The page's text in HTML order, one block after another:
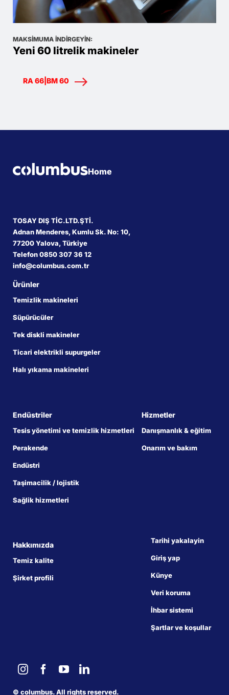
MAKSIMUMA INDIRGEYIN:
Yeni 60 litrelik makineler
RA 66|BM 60
Home
TOSAY DIŞ TİC.LTD.ŞTİ.
Adnan Menderes, Kumlu Sk. No: 10,
77200 Yalova, Türkiye
Telefon 0850 307 36 12
info@columbus.com.tr
Ürünler
Temizlik makineleri
Süpürücüler
Tek diskli makineler
Ticari elektrikli supurgeler
Halı yıkama makineleri
Endüstriler
Tesis yönetimi ve temizlik hizmetleri
Perakende
Endüstri
Taşimacilik / lojistik
Sağlik hizmetleri
Hizmetler
Danışmanlık & eğitim
Onarım ve bakım
Hakkımızda
Temiz kalite
Şirket profili
Tarihi yakalayin
Giriş yap
Künye
Veri koruma
İhbar sistemi
Şartlar ve koşullar
© columbus. All rights reserved.